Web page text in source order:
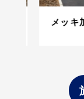
メッキ